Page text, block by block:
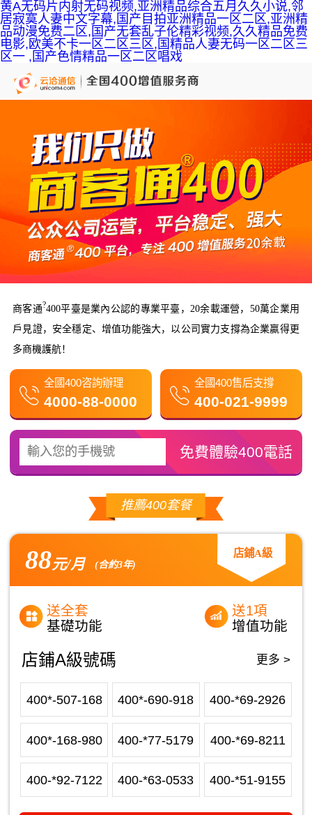
黄A无码片内射无码视频,亚洲精品综合五月久久小说,邻
居寂寞人妻中文字幕,国产目拍亚洲精品一区二区,亚洲精
品动漫免费二区,国产无套乱子伦精彩视频,久久精品免费
电影,欧美不卡一区二区三区,国精品人妻无码一区二区三
区一 ,国产色情精品一区二区唱戏
商客通?400平臺是業內公認的專業平臺，20余載運營，50萬企業用
戶見證，安全穩定、增值功能強大，以公司實力支撐為企業贏得更
多商機護航！
全國400咨詢辦理
4000-88-0000
全國400售后支撐
400-021-9999
推薦400套餐
88元/月 (合約3年)
店鋪A級
送全套
基礎功能
送1項
增值功能
店鋪A級號碼 更多 >
400*-507-168 400*-690-918 400-*69-2926
400*-168-980 400-*77-5179 400-*69-8211
400-*92-7122 400-*63-0533 400-*51-9155